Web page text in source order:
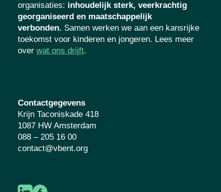
organisaties: inhoudelijk sterk, veerkrachtig
georganiseerd en maatschappelijk
verbonden. Samen werken we aan een kansrijke
toekomst voor kinderen en jongeren. Lees meer
over wat ons drijft.
Contactgegevens
Krijn Taconiskade 418
1087 HW Amsterdam
088 – 205 16 00
contact@vbent.org